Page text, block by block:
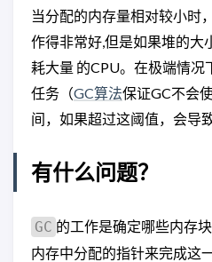
当分配的内存量相对较小时
作得非常好,但是如果堆的大
耗大量 的CPU。在极端情
任务（GC算法保证GC不会
间，如果超过这阈值，会导
有什么问题？
GC 的工作是确定哪些内存
内存中分配的指针来完成这